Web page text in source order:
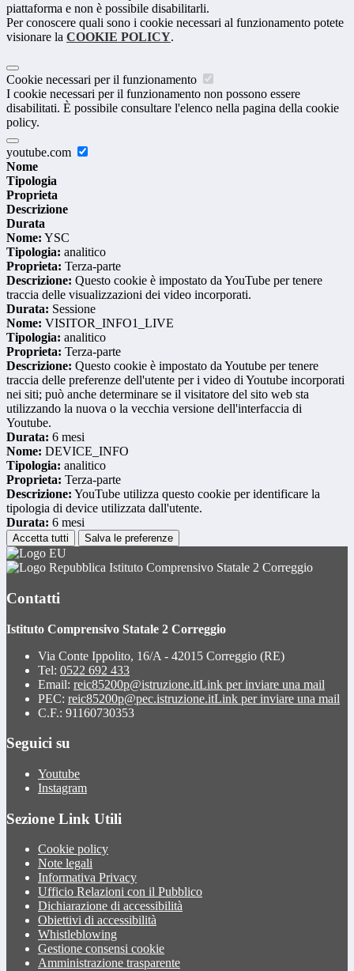
piattaforma e non è possibile disabilitarli.
Per conoscere quali sono i cookie necessari al funzionamento potete
visionare la COOKIE POLICY.
Cookie necessari per il funzionamento
I cookie necessari per il funzionamento non possono essere
disabilitati. È possibile consultare l'elenco nella pagina della cookie
policy.
youtube.com
Nome
Tipologia
Proprieta
Descrizione
Durata
Nome: YSC
Tipologia: analitico
Proprieta: Terza-parte
Descrizione: Questo cookie è impostato da YouTube per tenere
traccia delle visualizzazioni dei video incorporati.
Durata: Sessione
Nome: VISITOR_INFO1_LIVE
Tipologia: analitico
Proprieta: Terza-parte
Descrizione: Questo cookie è impostato da Youtube per tenere
traccia delle preferenze dell'utente per i video di Youtube incorporati
nei siti; può anche determinare se il visitatore del sito web sta
utilizzando la nuova o la vecchia versione dell'interfaccia di
Youtube.
Durata: 6 mesi
Nome: DEVICE_INFO
Tipologia: analitico
Proprieta: Terza-parte
Descrizione: YouTube utilizza questo cookie per identificare la
tipologia di device utilizzata dall'utente.
Durata: 6 mesi
Accetta tutti Salva le preferenze
Istituto Comprensivo Statale 2 Correggio
Contatti
Istituto Comprensivo Statale 2 Correggio
Via Conte Ippolito, 16/A - 42015 Correggio (RE)
Tel: 0522 692 433
Email: reic85200p@istruzione.itLink per inviare una mail
PEC: reic85200p@pec.istruzione.itLink per inviare una mail
C.F.: 91160730353
Seguici su
Youtube
Instagram
Sezione Link Utili
Cookie policy
Note legali
Informativa Privacy
Ufficio Relazioni con il Pubblico
Dichiarazione di accessibilità
Obiettivi di accessibilità
Whistleblowing
Gestione consensi cookie
Amministrazione trasparente